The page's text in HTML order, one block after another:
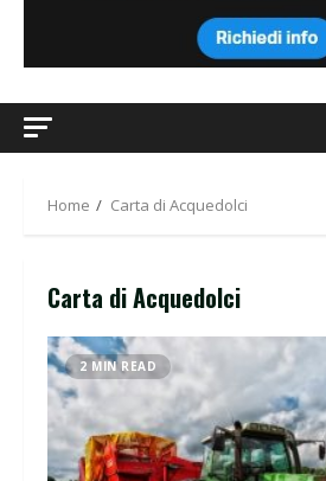
Home Carta di Acquedolci
Carta di Acquedolci
2 MIN READ